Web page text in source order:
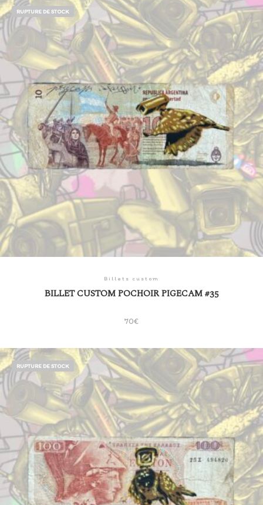
RUPTURE DE STOCK
Billets custom
BILLET CUSTOM POCHOIR PIGECAM #35
70€
RUPTURE DE STOCK